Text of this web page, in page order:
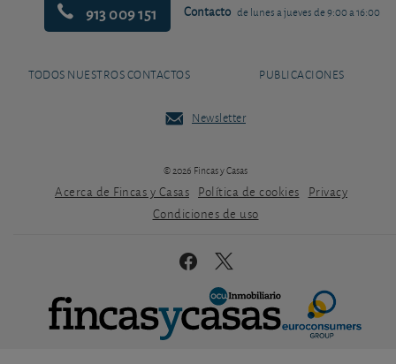
913 009 151 Contacto de lunes a jueves de 9:00 a 16:00
TODOS NUESTROS CONTACTOS PUBLICACIONES
Newsletter
© 2026 Fincas y Casas
Acerca de Fincas y Casas Política de cookies
Privacy
Condiciones de uso